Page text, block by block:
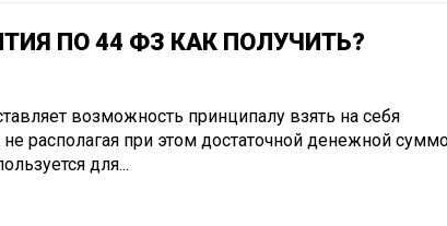
ПО 44 ФЗ КАК ПОЛУЧИТЬ?
возможность принципалу взять на себя
располагая при этом достаточной денежной
для...